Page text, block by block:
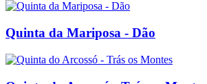
Quinta da Mariposa - Dão